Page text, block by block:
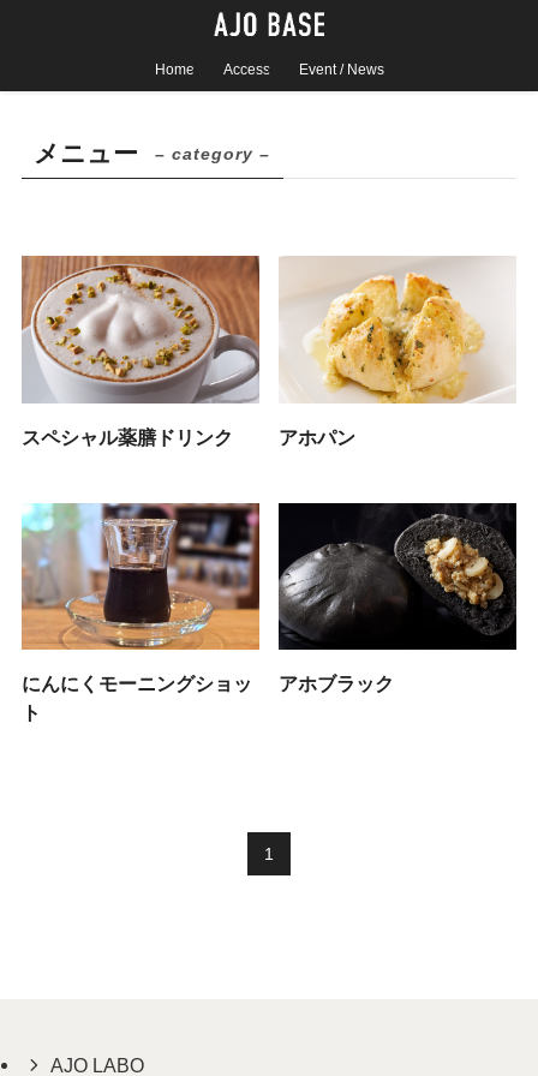
Home Access Event / News
メニュー – category –
スペシャル薬膳ドリンク アホパン
にんにくモーニングショッ
ト
アホブラック
1
AJO LABO